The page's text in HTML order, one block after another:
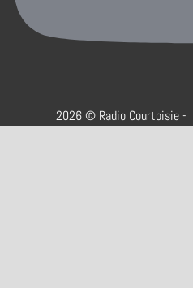
2026 © Radio Courtoisie -